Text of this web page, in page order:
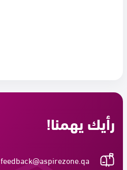
رأيك يهمنا!
feedback@aspirezone.qa